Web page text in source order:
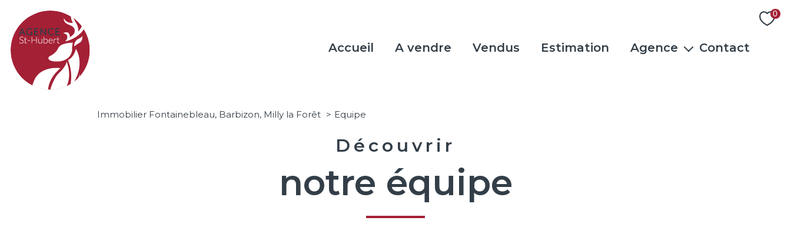
0
Accueil A vendre Vendus Estimation Agence Contact
Immobilier Fontainebleau, Barbizon, Milly la Forêt equipe
Découvrir
notre équipe